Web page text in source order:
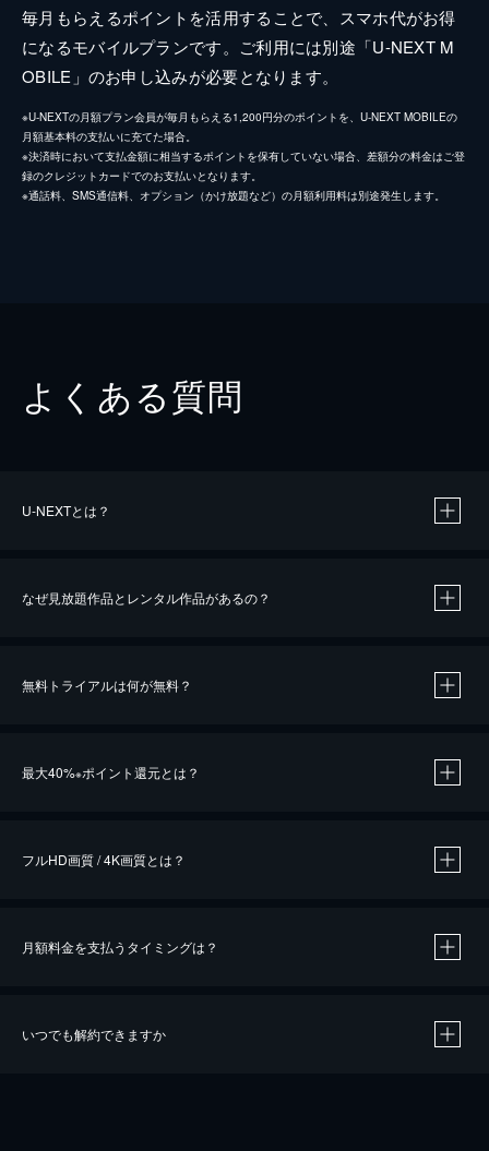
毎月もらえるポイントを活用することで、スマホ代がお得
になるモバイルプランです。ご利用には別途「U-NEXT M
OBILE」のお申し込みが必要となります。
※U-NEXTの月額プラン会員が毎月もらえる1,200円分のポイントを、U-NEXT MOBILEの
月額基本料の支払いに充てた場合。
※決済時において支払金額に相当するポイントを保有していない場合、差額分の料金はご登
録のクレジットカードでのお支払いとなります。
※通話料、SMS通信料、オプション（かけ放題など）の月額利用料は別途発生します。
よくある質問
U-NEXTとは？
なぜ見放題作品とレンタル作品があるの？
無料トライアルは何が無料？
最大40%※ポイント還元とは？
※40％ポイント還元の対象は、クレジットカード決済による作品の購入 / レンタルです。
iOSアプリのUコイン決済による作品の購入 / レンタルは、20％のポイント還元です。
フルHD画質 / 4K画質とは？
月額料金を支払うタイミングは？
いつでも解約できますか